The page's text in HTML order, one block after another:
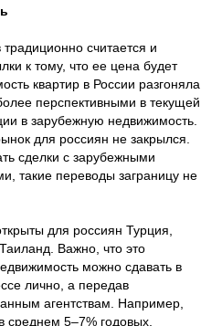
считается и
к тому, что ее цена будет
квартир в России разгоняла
перспективными в текущей
в зарубежную недвижимость.
для россиян не закрылся.
сделки с зарубежными
такие переводы заграницу не
для россиян Турция,
Важно, что это
можно сдавать в
лично, а передав
агентствам. Например,
среднем 5–7% годовых,